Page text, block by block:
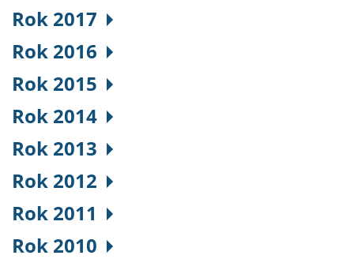
Rok 2017
Rok 2016
Rok 2015
Rok 2014
Rok 2013
Rok 2012
Rok 2011
Rok 2010